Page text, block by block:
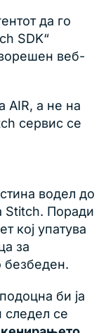
да го
SDK“
веб-
AIR, а не на
сервис се
водел до
Stitch. Поради
кој упатува
за
безбеден.
би ја
следел се